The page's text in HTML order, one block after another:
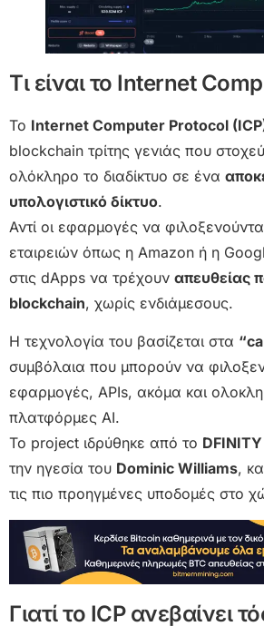
Τι είναι το Internet
Το Internet Computer Protocol
blockchain τρίτης γενιάς που
ολόκληρο το διαδίκτυο σε ένα
υπολογιστικό δίκτυο.
Αντί οι εφαρμογές να
εταιρειών όπως η Amazon ή η
στις dApps να τρέχουν απευθείας
blockchain, χωρίς ενδιάμεσους.
Η τεχνολογία του βασίζεται στα
συμβόλαια που μπορούν να
εφαρμογές, APIs, ακόμα και
πλατφόρμες AI.
Το project ιδρύθηκε από το
την ηγεσία του Dominic Williams,
τις πιο προηγμένες υποδομές στο
Γιατί το ICP ανεβαίνει